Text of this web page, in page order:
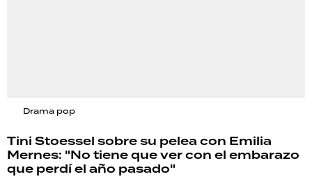
Drama pop
Tini Stoessel sobre su pelea con Emilia
Mernes: "No tiene que ver con el embarazo
que perdí el año pasado"